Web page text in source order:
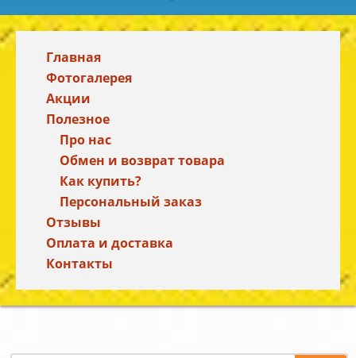
Главная
Фотогалерея
Акции
Полезное
Про нас
Обмен и возврат товара
Как купить?
Персональный заказ
Отзывы
Оплата и доставка
Контакты